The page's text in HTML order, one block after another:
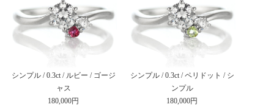
シンプル / 0.3ct / ルビー / ゴージ
ャス
180,000円
シンプル / 0.3ct / ペリドット / シ
ンプル
180,000円